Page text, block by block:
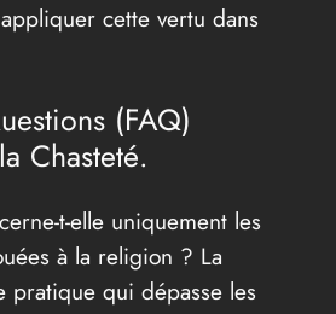
cette vertu dans
(FAQ)
Chasteté.
t-elle uniquement les
à la religion ? La
pratique qui dépasse les